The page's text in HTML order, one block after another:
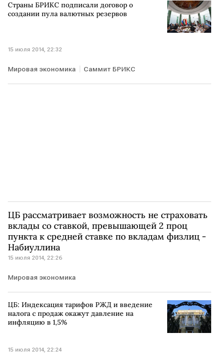
Страны БРИКС подписали договор о
создании пула валютных резервов
15 июля 2014, 22:32
Мировая экономика Саммит БРИКС
ЦБ рассматривает возможность не страховать
вклады со ставкой, превышающей 2 проц
пункта к средней ставке по вкладам физлиц -
Набиуллина
15 июля 2014, 22:26
Мировая экономика
ЦБ: Индексация тарифов РЖД и введение
налога с продаж окажут давление на
инфляцию в 1,5%
15 июля 2014, 22:24